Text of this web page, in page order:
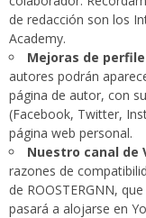
de redacción son los
Academy.
Mejoras de
autores podrán
página de autor, con
(Facebook, Twitter,
página web personal.
Nuestro canal de
razones de
de ROOSTERGNN,
pasará a alojarse en